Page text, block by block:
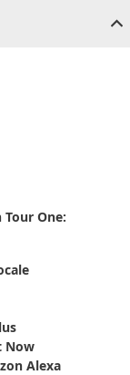
Tour One:
Now
Alexa